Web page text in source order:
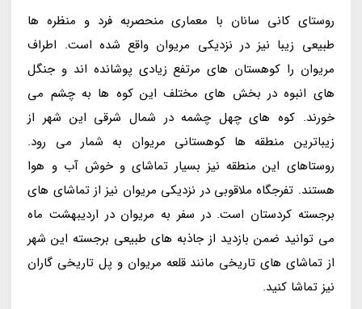
روستای کانی سانان با معماری منحصربه فرد و منظره ها
طبیعی زیبا نیز در نزدیکی مریوان واقع شده است. اطراف
مریوان را کوهستان های مرتفع زیادی پوشانده اند و جنگل
های انبوه در بخش های مختلف این کوه ها به چشم می
خورند. کوه های چهل چشمه در شمال شرقی این شهر از
زیباترین منطقه ها کوهستانی مریوان به شمار می رود.
روستاهای این منطقه نیز بسیار تماشای و خوش آب و هوا
هستند. تفرجگاه ملاقوبی در نزدیکی مریوان نیز از تماشای های
برجسته کردستان است. در سفر به مریوان در اردیبهشت ماه
می توانید ضمن بازدید از جاذبه های طبیعی برجسته این شهر
از تماشای های تاریخی مانند قلعه مریوان و پل تاریخی گاران
نیز تماشا کنید.